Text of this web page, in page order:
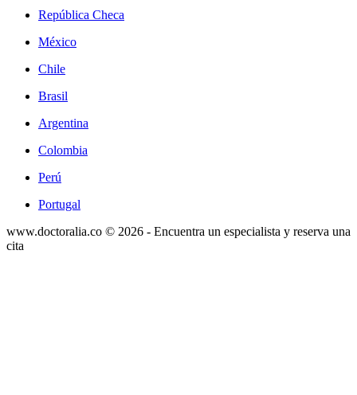
República Checa
México
Chile
Brasil
Argentina
Colombia
Perú
Portugal
www.doctoralia.co © 2026 - Encuentra un especialista y reserva una
cita